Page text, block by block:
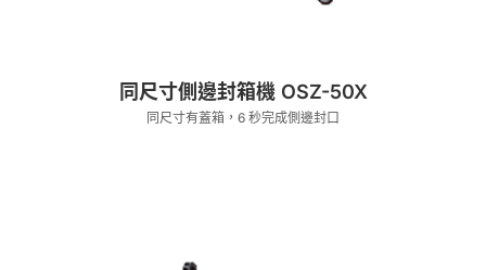
同尺寸側邊封箱機 OSZ-50X
同尺寸有蓋箱，6 秒完成側邊封口